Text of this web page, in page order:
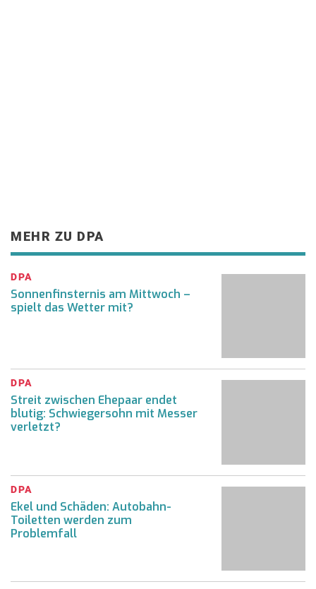
MEHR ZU DPA
DPA
Sonnenfinsternis am Mittwoch –
spielt das Wetter mit?
DPA
Streit zwischen Ehepaar endet
blutig: Schwiegersohn mit Messer
verletzt?
DPA
Ekel und Schäden: Autobahn-
Toiletten werden zum
Problemfall